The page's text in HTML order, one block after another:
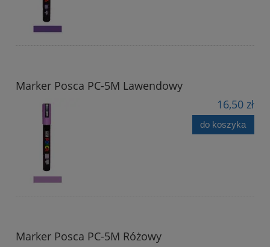
Marker Posca PC-5M Lawendowy
16,50 zł
do koszyka
Marker Posca PC-5M Różowy